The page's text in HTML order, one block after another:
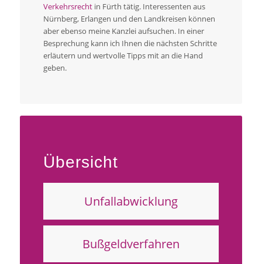
Verkehrsrecht in Fürth tätig. Interessenten aus
Nürnberg, Erlangen und den Landkreisen können
aber ebenso meine Kanzlei aufsuchen. In einer
Besprechung kann ich Ihnen die nächsten Schritte
erläutern und wertvolle Tipps mit an die Hand
geben.
Übersicht
Unfallabwicklung
Bußgeldverfahren